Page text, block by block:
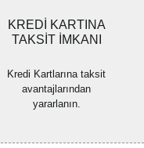
KREDİ KARTINA
TAKSİT İMKANI
Kredi Kartlarına taksit
avantajlarından
yararlanın.